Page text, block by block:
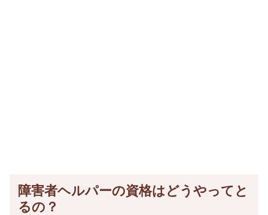
障害者ヘルパーの資格はどうやってと
るの？